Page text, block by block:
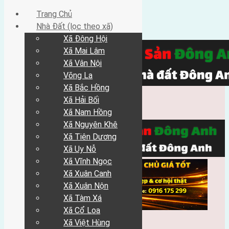
Trang Chủ
Trang Chủ
Nhà Đất (lọc theo xã)
Xã Đông Hội
Xã Mai Lâm
Xã Vân Nội
Võng La
Xã Bắc Hồng
Xã Hải Bối
Xã Nam Hồng
Xã Nguyên Khê
Xã Tiên Dương
Xã Uy Nỗ
Xã Vĩnh Ngọc
Xã Xuân Canh
Xã Xuân Nộn
Xã Tàm Xá
Xã Cổ Loa
Xã Việt Hùng